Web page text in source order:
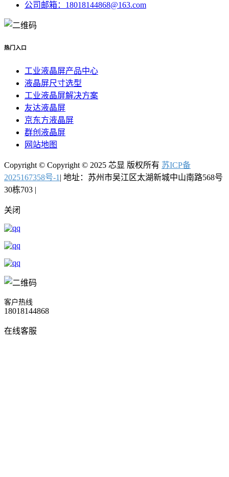
公司邮箱：18018144868@163.com
热门入口
工业液晶屏产品中心
液晶屏尺寸选型
工业液晶屏解决方案
友达液晶屏
京东方液晶屏
群创液晶屏
网站地图
Copyright © Copyright © 2025 芯显 版权所有 苏ICP备
2025167358号-1 | 地址：苏州市吴江区太湖新城中山南路568号
30栋703 |
关闭
客户热线
18018144868
在线客服